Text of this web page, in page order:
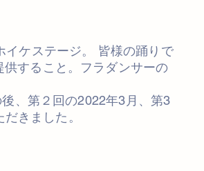
イケステージ。 皆様の踊りで
すること。フラダンサーの
、第２回の2022年3月、第3
きました。